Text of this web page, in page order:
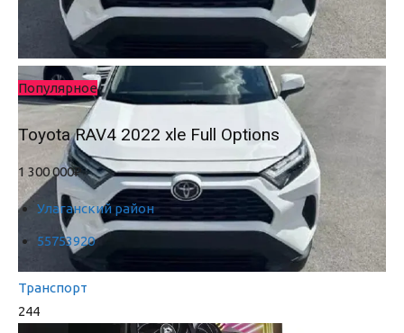
Популярное
Toyota RAV4 2022 xle Full Options
1 300 000₽
Улаганский район
55753920
Транспорт
244